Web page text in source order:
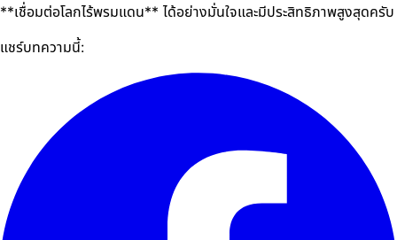
**เชื่อมต่อโลกไร้พรมแดน** ได้อย่างมั่นใจและมีประสิทธิภาพสูงสุดครับ
แชร์บทความนี้: